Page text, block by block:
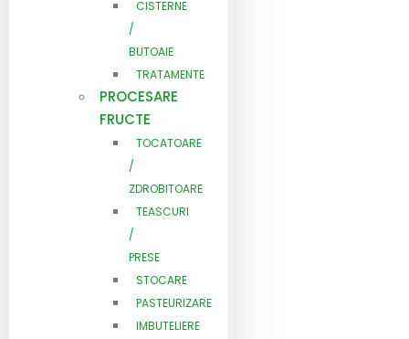
CISTERNE
/
BUTOAIE
TRATAMENTE
PROCESARE
FRUCTE
TOCATOARE
/
ZDROBITOARE
TEASCURI
/
PRESE
STOCARE
PASTEURIZARE
IMBUTELIERE